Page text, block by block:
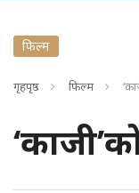
फिल्म
गृहपृष्ठ फिल्म